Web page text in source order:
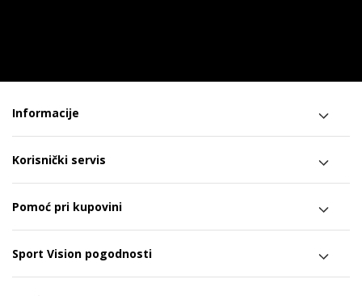
Informacije
Korisnički servis
Pomoć pri kupovini
Sport Vision pogodnosti